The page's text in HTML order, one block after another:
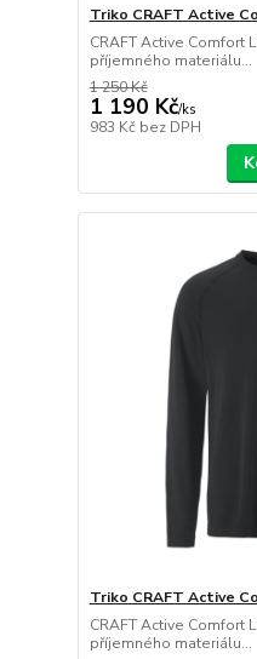
Triko CRAFT Active
CRAFT Active Comfort
příjemného materiálu...
1 250 Kč
1 190 Kč/ks
983 Kč bez DPH
Triko CRAFT Active
CRAFT Active Comfort
příjemného materiálu...